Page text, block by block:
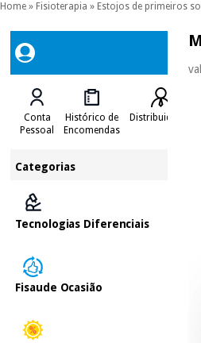
Home » Fisioterapia » Estojos de primeiros
Conta
Pessoal
Histórico de
Encomendas
Distribuidores
Categorias
Tecnologias Diferenciais
Fisaude Ocasião